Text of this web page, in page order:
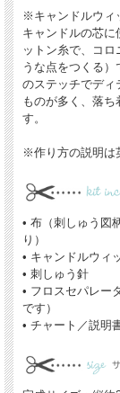
※キャンドルウィ
キャンドルの芯に
ットン糸で、コ
うな点をつくる
のステッチでディ
ものが多く、落
す。
※作り方の説明は
• 布（刺しゅう図
り）
• キャンドルウィ
• 刺しゅう針
• フロスセパレー
です）
• チャート／説明